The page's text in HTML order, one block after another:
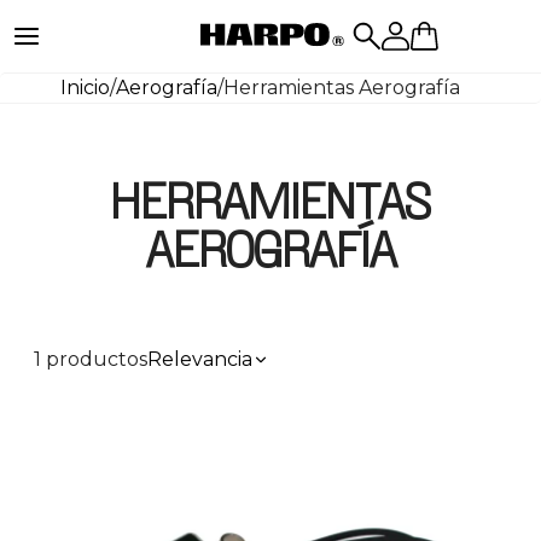
Inicio/Aerografía/Herramientas Aerografía
HERRAMIENTAS
AEROGRAFÍA
1 productosRelevancia